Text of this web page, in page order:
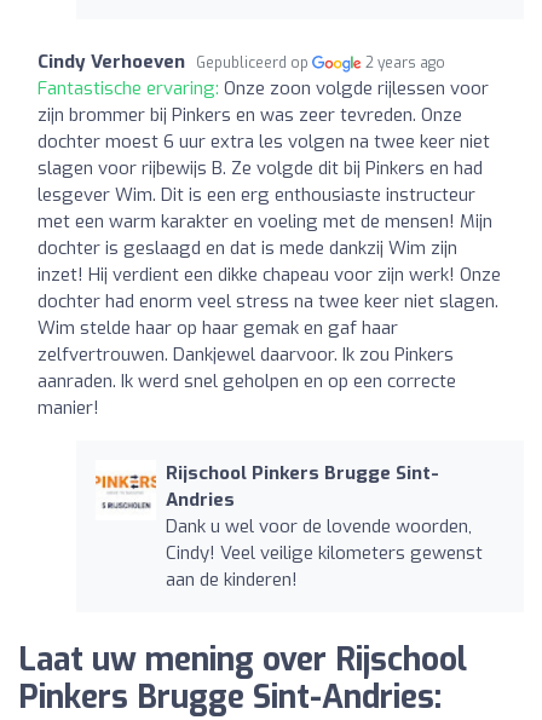
Cindy Verhoeven Gepubliceerd op 2 years ago
Fantastische ervaring: Onze zoon volgde rijlessen voor
zijn brommer bij Pinkers en was zeer tevreden. Onze
dochter moest 6 uur extra les volgen na twee keer niet
slagen voor rijbewijs B. Ze volgde dit bij Pinkers en had
lesgever Wim. Dit is een erg enthousiaste instructeur
met een warm karakter en voeling met de mensen! Mijn
dochter is geslaagd en dat is mede dankzij Wim zijn
inzet! Hij verdient een dikke chapeau voor zijn werk! Onze
dochter had enorm veel stress na twee keer niet slagen.
Wim stelde haar op haar gemak en gaf haar
zelfvertrouwen. Dankjewel daarvoor. Ik zou Pinkers
aanraden. Ik werd snel geholpen en op een correcte
manier!
Rijschool Pinkers Brugge Sint-
Andries
Dank u wel voor de lovende woorden,
Cindy! Veel veilige kilometers gewenst
aan de kinderen!
Laat uw mening over Rijschool
Pinkers Brugge Sint-Andries: